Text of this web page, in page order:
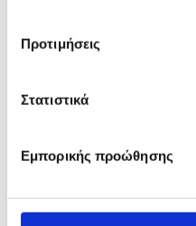
Προτιμήσεις
Στατιστικά
Εμπορικής προώθησης